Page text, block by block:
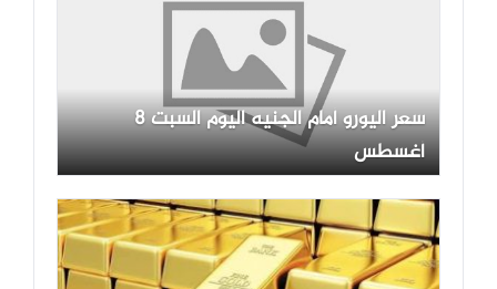
سعر اليورو أمام الجنيه اليوم السبت 8
أغسطس